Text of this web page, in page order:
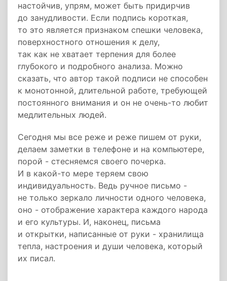
настойчив, упрям, может быть придирчив
до занудливости. Если подпись короткая,
то это является признаком спешки человека,
поверхностного отношения к делу,
так как не хватает терпения для более
глубокого и подробного анализа. Можно
сказать, что автор такой подписи не способен
к монотонной, длительной работе, требующей
постоянного внимания и он не очень-то любит
медлительных людей.
Сегодня мы все реже и реже пишем от руки,
делаем заметки в телефоне и на компьютере,
порой - стесняемся своего почерка.
И в какой-то мере теряем свою
индивидуальность. Ведь ручное письмо -
не только зеркало личности одного человека,
оно - отображение характера каждого народа
и его культуры. И, наконец, письма
и открытки, написанные от руки - хранилища
тепла, настроения и души человека, который
их писал.